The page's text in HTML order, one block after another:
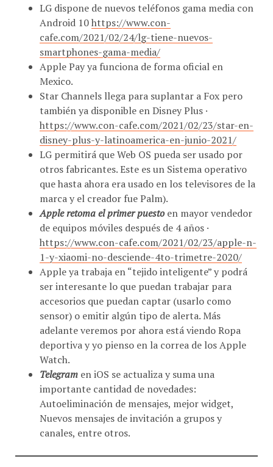
Android 10 https://www.con-
cafe.com/2021/02/24/lg-tiene-nuevos-
smartphones-gama-media/
Apple Pay ya funciona de forma oficial en
Mexico.
Star Channels llega para suplantar a Fox pero
también ya disponible en Disney Plus ·
https://www.con-cafe.com/2021/02/23/star-en-
disney-plus-y-latinoamerica-en-junio-2021/
LG permitirá que Web OS pueda ser usado por
otros fabricantes. Este es un Sistema operativo
que hasta ahora era usado en los televisores de la
marca y el creador fue Palm).
Apple retoma el primer puestoen mayor vendedor
de equipos móviles después de 4 años ·
https://www.con-cafe.com/2021/02/23/apple-n-
1-y-xiaomi-no-desciende-4to-trimetre-2020/
Apple ya trabaja en “tejido inteligente” y podrá
ser interesante lo que puedan trabajar para
accesorios que puedan captar (usarlo como
sensor) o emitir algún tipo de alerta. Más
adelante veremos por ahora está viendo Ropa
deportiva y yo pienso en la correa de los Apple
Watch.
Telegram
importante cantidad de novedades:
Autoeliminación de mensajes, mejor widget,
Nuevos mensajes de invitación a grupos y
canales, entre otros.